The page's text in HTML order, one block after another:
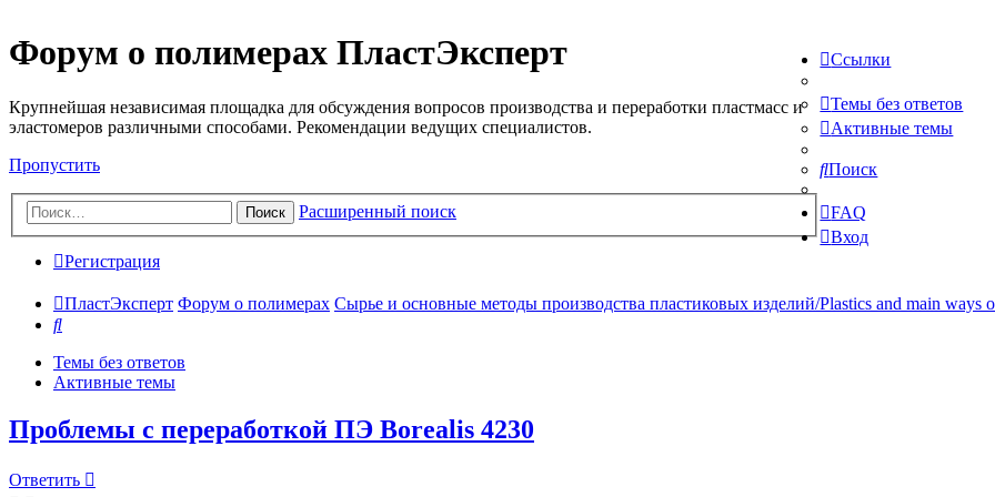
Форум о полимерах ПластЭксперт
Крупнейшая независимая площадка для обсуждения вопросов производства и переработки пластмасс и
эластомеров различными способами. Рекомендации ведущих специалистов.
Пропустить
Поиск Расширенный поиск
Ссылки
Темы без ответов
Активные темы
Поиск
FAQ
Вход
Регистрация
ПластЭксперт Форум о полимерах Сырье и основные методы производства пластиковых изделий/Plastics and main ways
Поиск
Темы без ответов
Активные темы
Проблемы с переработкой ПЭ Borealis 4230
Ответить